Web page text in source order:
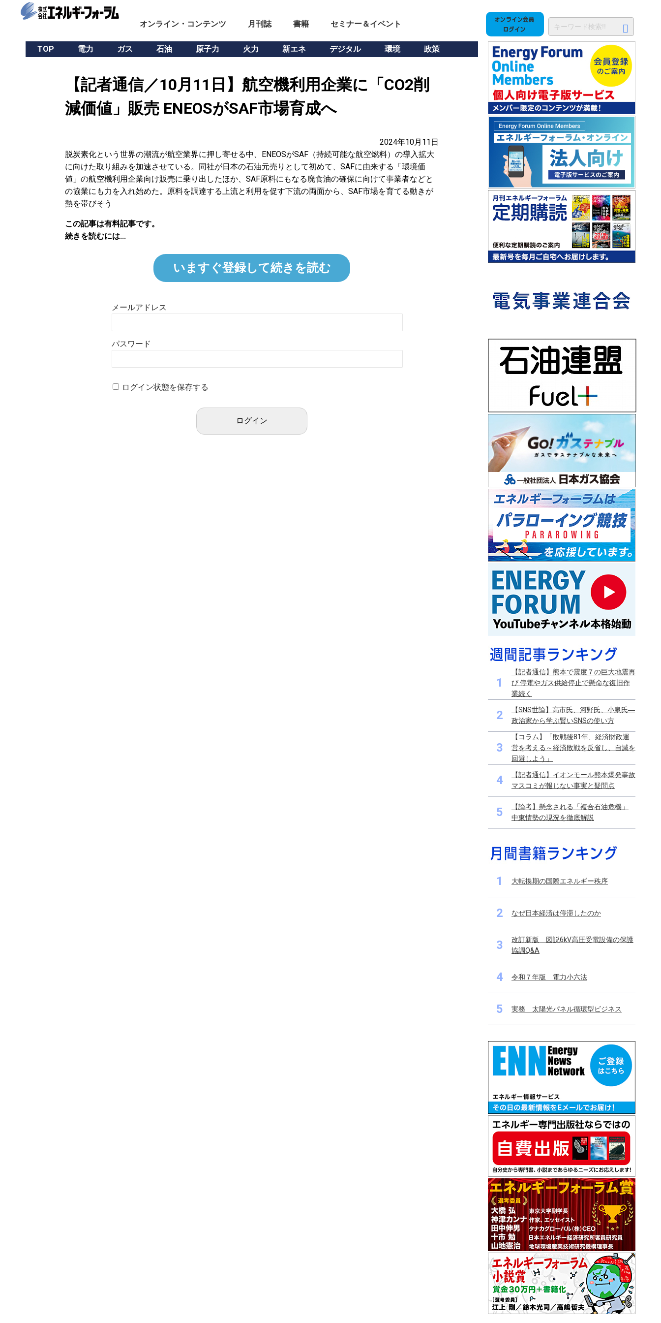
オンライン・コンテンツ 月刊誌 書籍 セミナー＆イベント
TOP 電力 ガス 石油 原子力 火力 新エネ デジタル 環境 政策
【記者通信／10月11日】航空機利用企業に「CO2削
減価値」販売 ENEOSがSAF市場育成へ
2024年10月11日
脱炭素化という世界の潮流が航空業界に押し寄せる中、ENEOSがSAF（持続可能な航空燃料）の導入拡大
に向けた取り組みを加速させている。同社が日本の石油元売りとして初めて、SAFに由来する「環境価
値」の航空機利用企業向け販売に乗り出したほか、SAF原料にもなる廃食油の確保に向けて事業者などと
の協業にも力を入れ始めた。原料を調達する上流と利用を促す下流の両面から、SAF市場を育てる動きが
熱を帯びそう
この記事は有料記事です。
続きを読むには...
いますぐ登録して続きを読む
メールアドレス
パスワード
ログイン状態を保存する
1
【記者通信】熊本で震度７の巨大地震再
び 停電やガス供給停止で懸命な復旧作
業続く
2
【SNS世論】高市氏、河野氏、小泉氏―
政治家から学ぶ賢いSNSの使い方
3
【コラム】「敗戦後81年、経済財政運
営を考える～経済敗戦を反省し、自滅を
回避しよう」
4
【記者通信】イオンモール熊本爆発事故
マスコミが報じない事実と疑問点
5
【論考】懸念される「複合石油危機」
中東情勢の現況を徹底解説
1 大転換期の国際エネルギー秩序
2 なぜ日本経済は停滞したのか
3
改訂新版 図説6kV高圧受電設備の保護
協調Q&A
4 令和７年版 電力小六法
5 実務 太陽光パネル循環型ビジネス